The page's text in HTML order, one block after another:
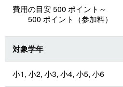
費用の目安 500 ポイント～
500 ポイント（参加料）
対象学年
小1, 小2, 小3, 小4, 小5, 小6